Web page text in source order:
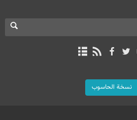
نسخة الحاسوب